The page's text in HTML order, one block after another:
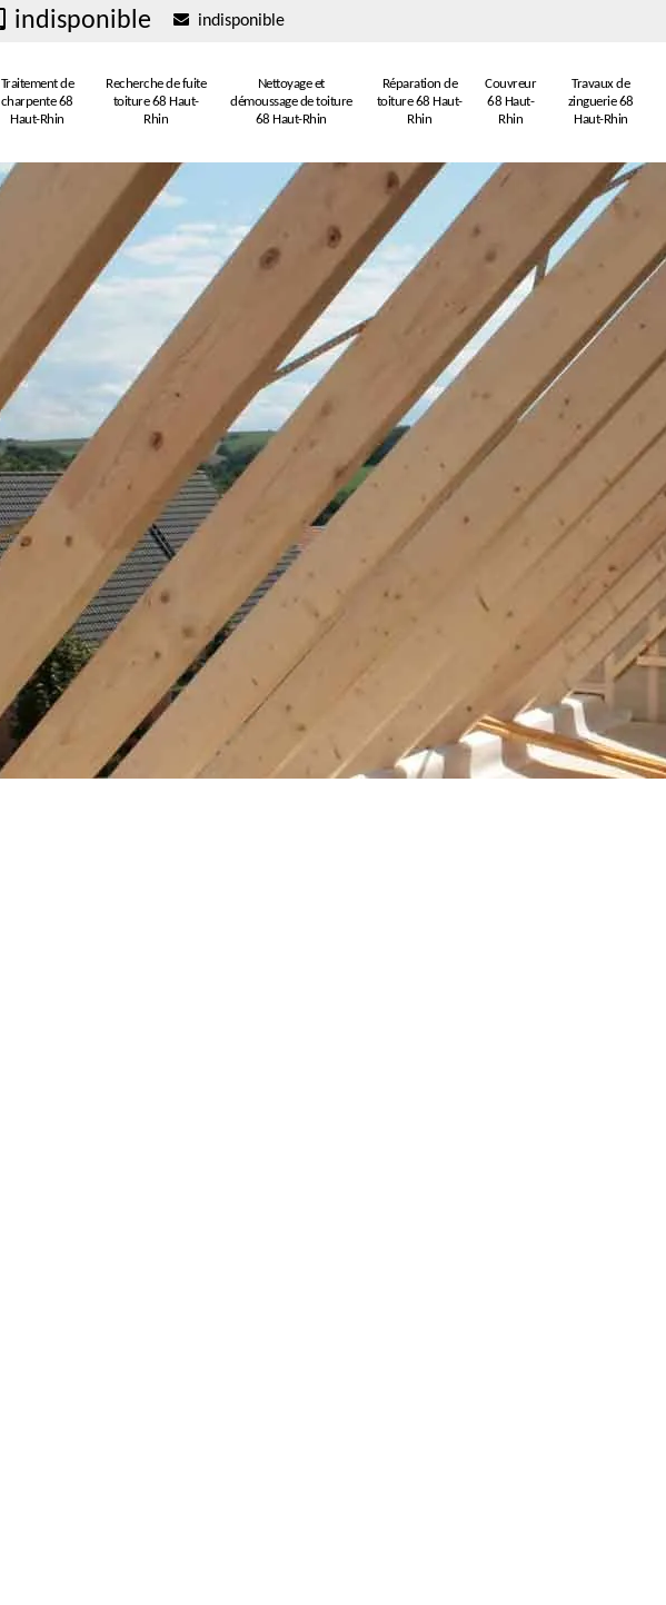
indisponible indisponible
Traitement de
charpente 68
Haut-Rhin
Recherche de fuite
toiture 68 Haut-
Rhin
Nettoyage et
démoussage de toiture
68 Haut-Rhin
Réparation de
toiture 68 Haut-
Rhin
Couvreur
68 Haut-
Rhin
Travaux de
zinguerie 68
Haut-Rhin